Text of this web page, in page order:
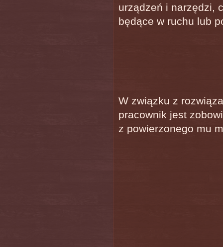
urządzeń i narzędzi,
będące w ruchu lub
W związku z
pracownik jest
z powierzonego mu